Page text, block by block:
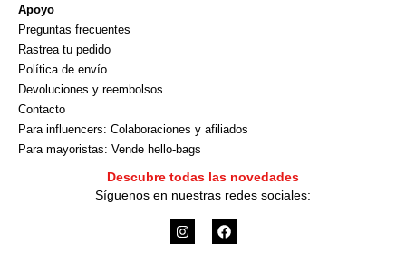
Apoyo
Preguntas frecuentes
Rastrea tu pedido
Política de envío
Devoluciones y reembolsos
Contacto
Para influencers: Colaboraciones y afiliados
Para mayoristas: Vende hello-bags
Descubre todas las novedades
Síguenos en nuestras redes sociales:
I
n
F
a